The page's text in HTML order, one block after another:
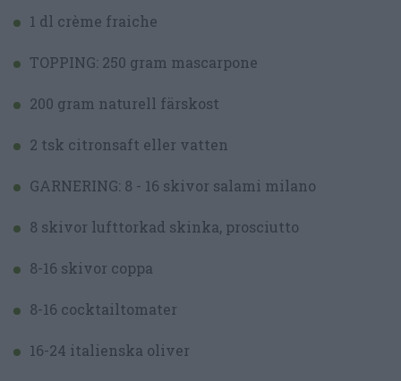
1 dl crème fraiche
TOPPING: 250 gram mascarpone
200 gram naturell färskost
2 tsk citronsaft eller vatten
GARNERING: 8 - 16 skivor salami milano
8 skivor lufttorkad skinka, prosciutto
8-16 skivor coppa
8-16 cocktailtomater
16-24 italienska oliver